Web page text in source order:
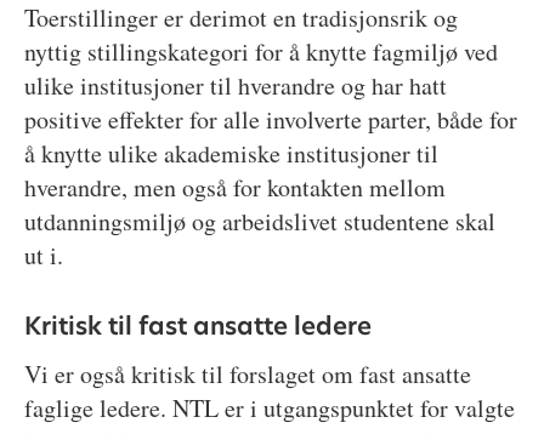
Toerstillinger er derimot en tradisjonsrik og
nyttig stillingskategori for å knytte fagmiljø ved
ulike institusjoner til hverandre og har hatt
positive effekter for alle involverte parter, både for
å knytte ulike akademiske institusjoner til
hverandre, men også for kontakten mellom
utdanningsmiljø og arbeidslivet studentene skal
ut i.
Kritisk til fast ansatte ledere
Vi er også kritisk til forslaget om fast ansatte
faglige ledere. NTL er i utgangspunktet for valgte